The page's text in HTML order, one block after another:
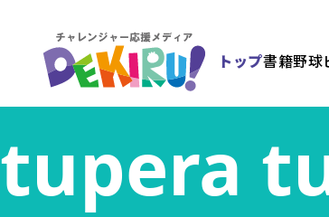
トップ書籍野球
tupera